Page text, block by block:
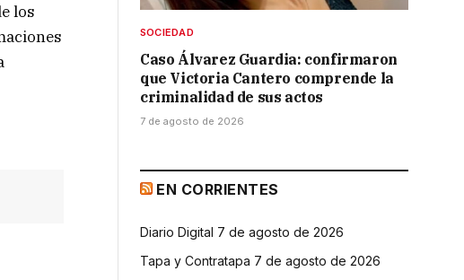
los
SOCIEDAD
Caso Álvarez Guardia: confirmaron
que Victoria Cantero comprende la
criminalidad de sus actos
7 de agosto de 2026
EN CORRIENTES
Diario Digital 7 de agosto de 2026
Tapa y Contratapa 7 de agosto de 2026